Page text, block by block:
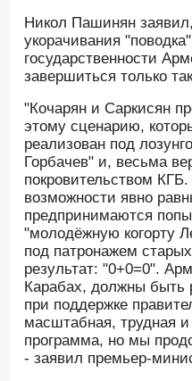
Никол Пашинян
укорачивания
государственности
завершиться только
"Кочарян и Саркисян
этому сценарию,
реализован под
Горбачев" и, весьма
покровительством
возможности явно
предпринимаются
"молодёжную когорту
под патронажем
результат: "0+0=0".
Карабах, должны
при поддержке
масштабная, трудная
программа, но мы
- заявил премьер-